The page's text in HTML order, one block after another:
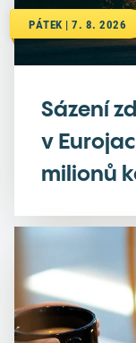
PÁTEK | 7. 8. 2026
Sázení
v
milionů